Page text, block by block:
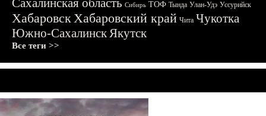
Сахалинская область Сибирь ТОФ Тында Улан-Удэ Уссурийск
ХабаровскХабаровский край Чита Чукотка
Южно-СахалинскЯкутск
Все теги >>